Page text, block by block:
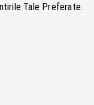
Tale Preferate.